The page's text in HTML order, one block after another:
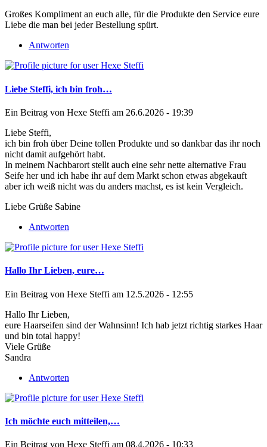
Großes Kompliment an euch alle, für die Produkte den Service eure
Liebe die man bei jeder Bestellung spürt.
Antworten
Liebe Steffi, ich bin froh…
Ein Beitrag von Hexe Steffi am 26.6.2026 - 19:39
Liebe Steffi,
ich bin froh über Deine tollen Produkte und so dankbar das ihr noch
nicht damit aufgehört habt.
In meinem Nachbarort stellt auch eine sehr nette alternative Frau
Seife her und ich habe ihr auf dem Markt schon etwas abgekauft
aber ich weiß nicht was du anders machst, es ist kein Vergleich.
Liebe Grüße Sabine
Antworten
Hallo Ihr Lieben, eure…
Ein Beitrag von Hexe Steffi am 12.5.2026 - 12:55
Hallo Ihr Lieben,
eure Haarseifen sind der Wahnsinn! Ich hab jetzt richtig starkes Haar
und bin total happy!
Viele Grüße
Sandra
Antworten
Ich möchte euch mitteilen,…
Ein Beitrag von Hexe Steffi am 08.4.2026 - 10:33